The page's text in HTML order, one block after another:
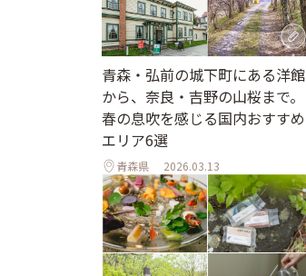
青森・弘前の城下町にある洋館
から、奈良・吉野の山桜まで。
春の息吹を感じる国内おすすめ
エリア6選
青森県 2026.03.13